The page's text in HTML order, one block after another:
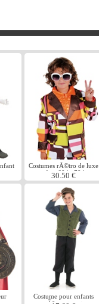
Costumes rÃ©tro de luxe
enfant 60 ' s 70 ' s
30.50 €
Costume pour enfants